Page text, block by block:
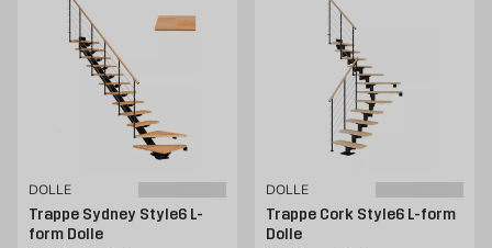
DOLLE
Trappe Sydney Style6 L-
form Dolle
DOLLE
Trappe Cork Style6 L-form
Dolle